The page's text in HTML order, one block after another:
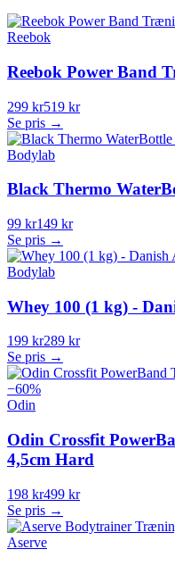
Reebok
Reebok Power Band
299 kr519 kr
Se pris →
Bodylab
Black Thermo
99 kr149 kr
Se pris →
Bodylab
Whey 100 (1 kg) -
199 kr289 kr
Se pris →
−60%
Odin
Odin Crossfit
4,5cm Hard
198 kr499 kr
Se pris →
Aserve